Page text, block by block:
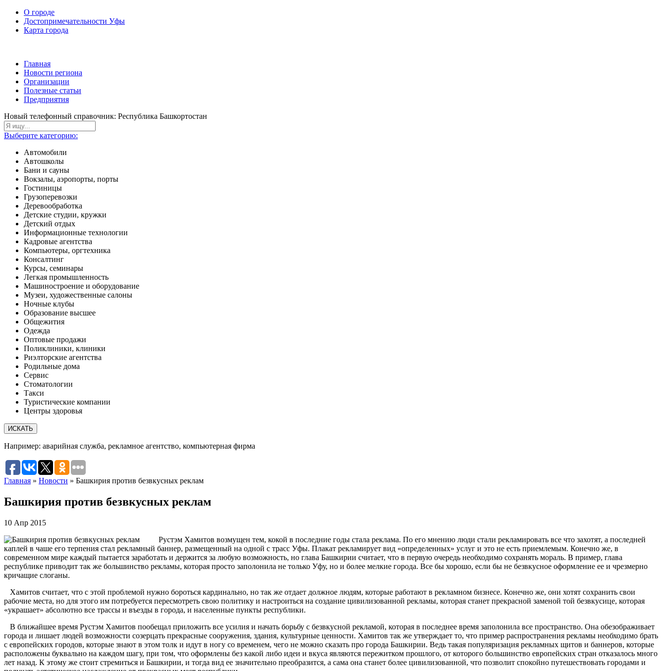
О городе
Достопримечательности Уфы
Карта города
Главная
Новости региона
Организации
Полезные статьи
Предприятия
Новый телефонный справочник: Республика Башкортостан
Выберите категорию:
Автомобили
Автошколы
Бани и сауны
Вокзалы, аэропорты, порты
Гостиницы
Грузоперевозки
Деревообработка
Детские студии, кружки
Детский отдых
Информационные технологии
Кадровые агентства
Компьютеры, оргтехника
Консалтинг
Курсы, семинары
Легкая промышленность
Машиностроение и оборудование
Музеи, художественные салоны
Ночные клубы
Образование высшее
Общежития
Одежда
Оптовые продажи
Поликлиники, клиники
Риэлторские агентства
Родильные дома
Сервис
Стоматологии
Такси
Туристические компании
Центры здоровья
Например: аварийная служба, рекламное агентство, компьютерная фирма
Главная » Новости » Башкирия против безвкусных реклам
Башкирия против безвкусных реклам
10 Апр 2015
Рустэм Хамитов возмущен тем, кокой в последние годы стала реклама. По его мнению люди стали рекламировать все что захотят, а последней
каплей в чаше его терпения стал рекламный баннер, размещенный на одной с трасс Уфы. Плакат рекламирует вид «определенных» услуг и это не есть приемлемым. Конечно же, в
современном мире каждый пытается заработать и держится за любую возможность, но глава Башкирии считает, что в первую очередь необходимо сохранять мораль. В пример, глава
республике приводит так же большинство рекламы, которая просто заполонила не только Уфу, но и более мелкие города. Все бы хорошо, если бы не безвкусное оформление ее и чрезмерно
кричащие слоганы.
Хамитов считает, что с этой проблемой нужно бороться кардинально, но так же отдает должное людям, которые работают в рекламном бизнесе. Конечно же, они хотят сохранить свои
рабочие места, но для этого им потребуется пересмотреть свою политику и настроиться на создание цивилизованной рекламы, которая станет прекрасной заменой той безвкусице, которая
«украшает» абсолютно все трассы и въезды в города, и населенные пункты республики.
В ближайшее время Рустэм Хамитов пообещал приложить все усилия и начать борьбу с безвкусной рекламой, которая в последнее время заполонила все пространство. Она обезображивает
города и лишает людей возможности созерцать прекрасные сооружения, здания, культурные ценности. Хамитов так же утверждает то, что пример распространения рекламы необходимо брать
с европейских городов, которые знают в этом толк и идут в ногу со временем, чего не можно сказать про города Башкирии. Ведь такая популяризация рекламных щитов и баннеров, которые
расположены буквально на каждом шагу, при том, что оформлены без какой либо идеи и вкуса являются пережитком прошлого, от которого большинство европейских стран отказалось много
лет назад. К этому же стоит стремиться и Башкирии, и тогда вид ее значительно преобразится, а сама она станет более цивилизованной, что позволит спокойно путешествовать городами и